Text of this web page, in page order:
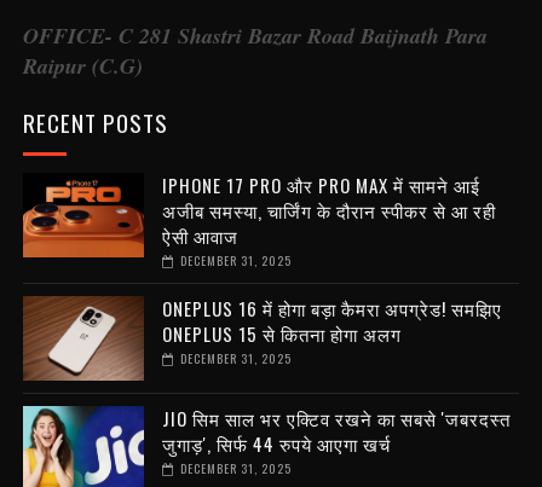
OFFICE- C 281 Shastri Bazar Road Baijnath Para
Raipur (C.G)
RECENT POSTS
IPHONE 17 PRO और PRO MAX में सामने आई
अजीब समस्या, चार्जिंग के दौरान स्पीकर से आ रही
ऐसी आवाज
DECEMBER 31, 2025
ONEPLUS 16 में होगा बड़ा कैमरा अपग्रेड! समझिए
ONEPLUS 15 से कितना होगा अलग
DECEMBER 31, 2025
JIO सिम साल भर एक्टिव रखने का सबसे 'जबरदस्त
जुगाड़', सिर्फ 44 रुपये आएगा खर्च
DECEMBER 31, 2025